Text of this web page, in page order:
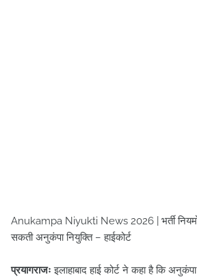
Anukampa Niyukti News 2026 | भर्ती
सकती अनुकंपा नियुक्ति – हाईकोर्ट
प्रयागराजः इलाहाबाद हाई कोर्ट ने कहा है कि अनुकंपा